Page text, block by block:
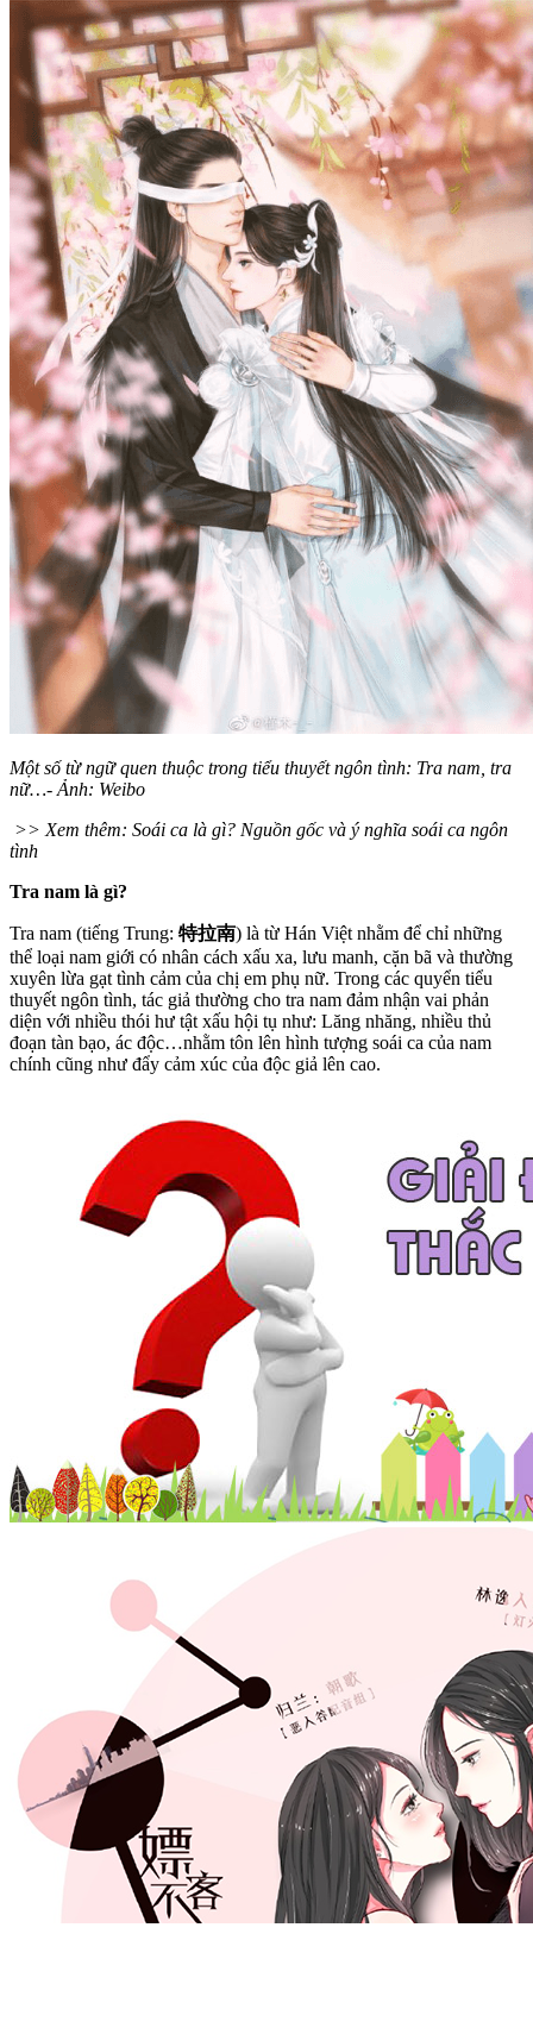
Một số từ ngữ quen thuộc trong tiểu thuyết ngôn tình: Tra nam, tra
nữ…- Ảnh: Weibo
>> Xem thêm: Soái ca là gì? Nguồn gốc và ý nghĩa soái ca ngôn
tình
Tra nam là gì?
Tra nam (tiếng Trung: 特拉南) là từ Hán Việt nhằm để chỉ những
thể loại nam giới có nhân cách xấu xa, lưu manh, cặn bã và thường
xuyên lừa gạt tình cảm của chị em phụ nữ. Trong các quyển tiểu
thuyết ngôn tình, tác giả thường cho tra nam đảm nhận vai phản
diện với nhiều thói hư tật xấu hội tụ như: Lăng nhăng, nhiều thủ
đoạn tàn bạo, ác độc…nhằm tôn lên hình tượng soái ca của nam
chính cũng như đẩy cảm xúc của độc giả lên cao.